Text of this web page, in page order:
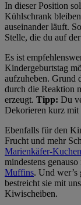
In dieser Position
Kühlschrank
auseinander läuft.
Stelle, die du auf
Es ist
Kindergeburtstag
aufzuheben. Grund
durch die Reaktion
erzeugt. Tipp: Du
Dekorieren kurz mit
Ebenfalls für den
Frucht und mehr
Marienkäfer-
mindestens
Muffins. Und wer’s
bestreicht sie mit
Kiwischeiben.